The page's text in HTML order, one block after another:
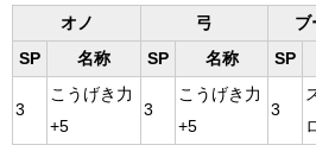
オノ 弓 ブ
SP
名称 SP 名称 SP
3
こうげき力
+5
3
こうげき力
+5
3